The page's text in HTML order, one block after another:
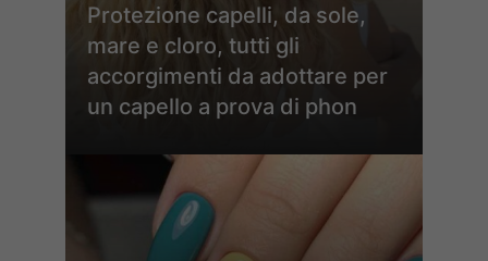
Protezione capelli, da sole,
mare e cloro, tutti gli
accorgimenti da adottare per
un capello a prova di phon